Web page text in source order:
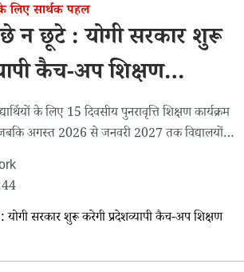
लिए सार्थक पहल
न छूटे : योगी सरकार शुरू
कैच-अप शिक्षण
के लिए 15 दिवसीय पुनरावृत्ति शिक्षण कार्यक्रम
अगस्त 2026 से जनवरी 2027 तक विद्यालयों में
का विशेष कैच-अप शिक्षण सत्र।